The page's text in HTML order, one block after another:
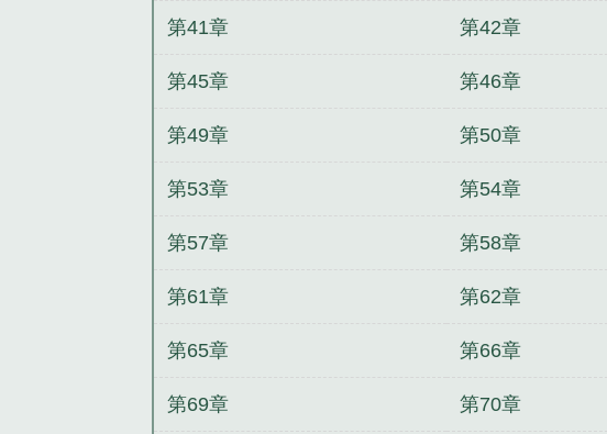
第41章 第42章
第45章 第46章
第49章 第50章
第53章 第54章
第57章 第58章
第61章 第62章
第65章 第66章
第69章 第70章